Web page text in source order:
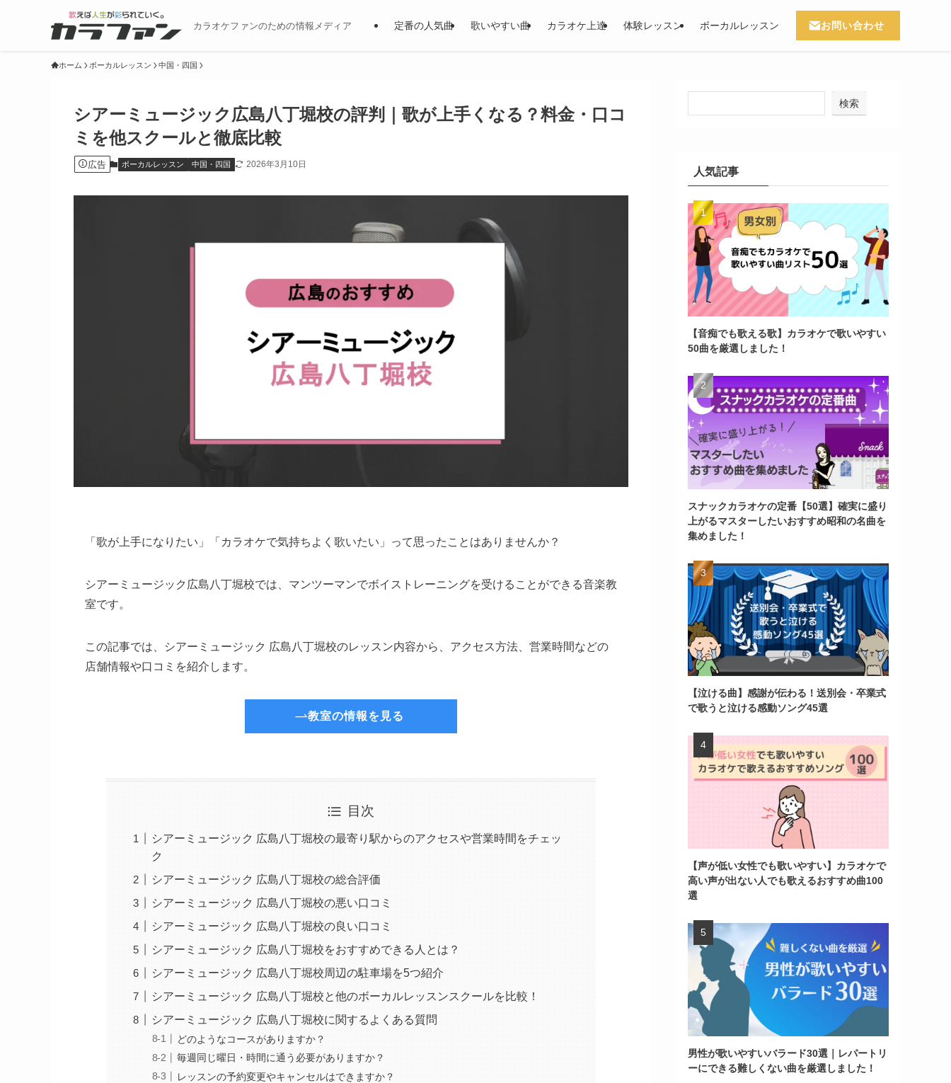
カラオケファンのための情報メディア 定番の人気曲 歌いやすい曲 カラオケ上達 体験レッスン ボーカルレッスン お問い合わせ
ホーム ボーカルレッスン 中国・四国
シアーミュージック広島八丁堀校の評判｜歌が上手くなる？料金・口コ
ミを他スクールと徹底比較
広告 ボーカルレッスン 中国・四国 2026年3月10日
「歌が上手になりたい」「カラオケで気持ちよく歌いたい」って思ったことはありませんか？
シアーミュージック広島八丁堀校では、マンツーマンでボイストレーニングを受けることができる音楽教
室です。
この記事では、シアーミュージック 広島八丁堀校のレッスン内容から、アクセス方法、営業時間などの
店舗情報や口コミを紹介します。
教室の情報を見る
目次
シアーミュージック 広島八丁堀校の最寄り駅からのアクセスや営業時間をチェッ
ク
シアーミュージック 広島八丁堀校の総合評価
シアーミュージック 広島八丁堀校の悪い口コミ
シアーミュージック 広島八丁堀校の良い口コミ
シアーミュージック 広島八丁堀校をおすすめできる人とは？
シアーミュージック 広島八丁堀校周辺の駐車場を5つ紹介
シアーミュージック 広島八丁堀校と他のボーカルレッスンスクールを比較！
シアーミュージック 広島八丁堀校に関するよくある質問
どのようなコースがありますか？
毎週同じ曜日・時間に通う必要がありますか？
レッスンの予約変更やキャンセルはできますか？
検索
人気記事
【音痴でも歌える歌】カラオケで歌いやすい
50曲を厳選しました！
スナックカラオケの定番【50選】確実に盛り
上がるマスターしたいおすすめ昭和の名曲を
集めました！
【泣ける曲】感謝が伝わる！送別会・卒業式
で歌うと泣ける感動ソング45選
【声が低い女性でも歌いやすい】カラオケで
高い声が出ない人でも歌えるおすすめ曲100
選
男性が歌いやすいバラード30選｜レパートリ
ーにできる難しくない曲を厳選しました！